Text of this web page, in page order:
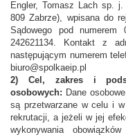
Engler, Tomasz Lach sp. j.
809 Zabrze), wpisana do
Sądowego pod numerem
242621134. Kontakt z
następującym numerem
biuro@spolkaeip.pl
2) Cel, zakres i
osobowych: Dane
są przetwarzane w celu i
rekrutacji, a jeżeli w jej
wykonywania